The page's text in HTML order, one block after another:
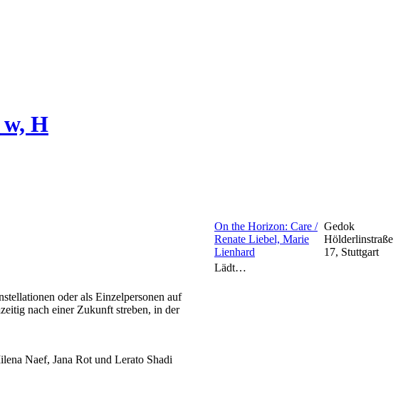
H
On the Horizon: Care /
Renate Liebel, Marie
Lienhard
Gedok
Hölderlinstraße
17, Stuttgart
Lädt…
oder als Einzelpersonen auf
nach einer Zukunft streben, in der
Naef, Jana Rot und Lerato Shadi